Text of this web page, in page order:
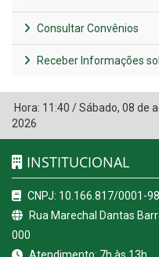
Consultar Convênios
Receber Informações
Hora: 11:40 /Sábado, 08 de
2026
INSTITUCIONAL
CNPJ: 10.166.817/0001-98
Rua Marechal Dantas
000